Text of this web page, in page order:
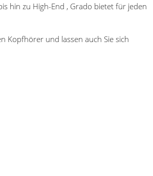
hin zu High-End , Grado bietet für jeden
Kopfhörer und lassen auch Sie sich